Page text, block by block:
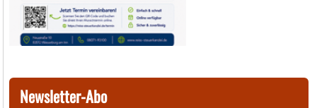
Newsletter-Abo